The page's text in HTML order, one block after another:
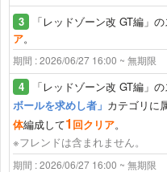
3 「レッドゾーン改 GT編」
ア。
期間 : 2026/06/27 16:00 ~ 無期限
4 「レッドゾーン改 GT編」
ボールを求めし者」 カテゴリに
体編成して1 回クリア。
※フレンドは含まれません。
期間 : 2026/06/27 16:00 ~ 無期限